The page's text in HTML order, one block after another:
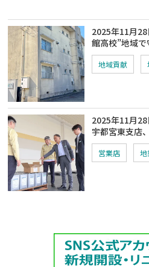
2025年11月
館高校”地域
地域貢献
2025年11月
宇都宮東支店
営業店 地